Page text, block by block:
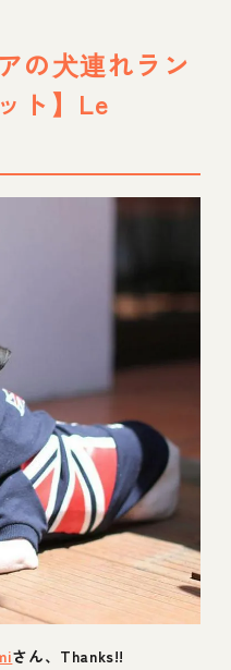
の犬連れラン
ト】Le
さん、Thanks!!